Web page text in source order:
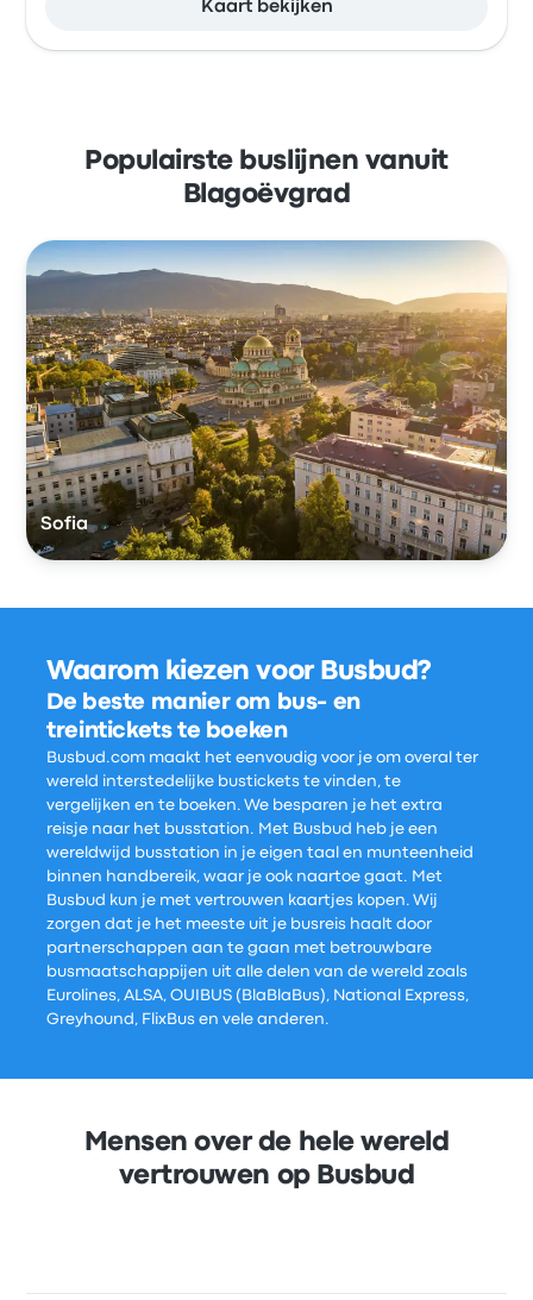
Kaart bekijken
Populairste buslijnen vanuit
Blagoëvgrad
Sofia
Waarom kiezen voor Busbud?
De beste manier om bus- en
treintickets te boeken
Busbud.com maakt het eenvoudig voor je om overal ter
wereld interstedelijke bustickets te vinden, te
vergelijken en te boeken. We besparen je het extra
reisje naar het busstation. Met Busbud heb je een
wereldwijd busstation in je eigen taal en munteenheid
binnen handbereik, waar je ook naartoe gaat. Met
Busbud kun je met vertrouwen kaartjes kopen. Wij
zorgen dat je het meeste uit je busreis haalt door
partnerschappen aan te gaan met betrouwbare
busmaatschappijen uit alle delen van de wereld zoals
Eurolines, ALSA, OUIBUS (BlaBlaBus), National Express,
Greyhound, FlixBus en vele anderen.
Mensen over de hele wereld
vertrouwen op Busbud